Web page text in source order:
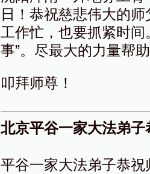
日！恭祝慈悲伟大的
工作忙，也要抓紧时间
事”。尽最大的力量帮
叩拜师尊！
北京平谷一家大法弟
平谷一家大法弟子恭